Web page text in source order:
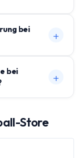
bei
+
bei
+
Store